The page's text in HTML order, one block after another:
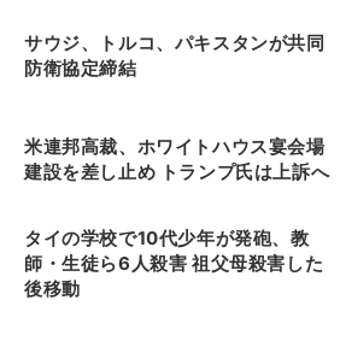
サウジ、トルコ、パキスタンが共同
防衛協定締結
米連邦高裁、ホワイトハウス宴会場
建設を差し止め トランプ氏は上訴へ
タイの学校で10代少年が発砲、教
師・生徒ら6人殺害 祖父母殺害した
後移動